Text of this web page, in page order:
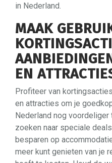
in Nederland.
MAAK
EN
Profiteer van
en attracties om je
Nederland nog
zoeken naar speciale
besparen op
meer kunt genieten van je